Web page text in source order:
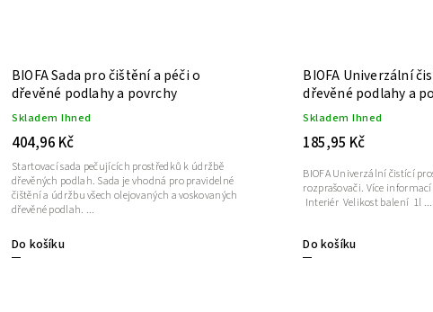
BIOFA Sada pro čištění a péči o
dřevěné podlahy a povrchy
Skladem Ihned
404,96 Kč
Do košíku
Startovací sada pečujících prostředků k údržbě
dřevěných podlah. Sada je vhodná pro pravidelné
čištění a údržbu všech olejovaných a voskovaných
dřevěné podlah. ...
BIOFA Univerzální
dřevěné podlahy a
Skladem Ihned
185,95 Kč
Do košíku
BIOFA Univerzální čistící
rozprašovači. Více informací níže.
Interiér Velikost balení 1l ...